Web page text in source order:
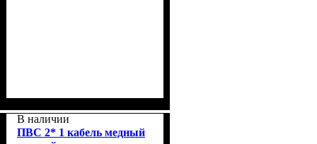
В наличии
ПВС 2* 1 кабель медный